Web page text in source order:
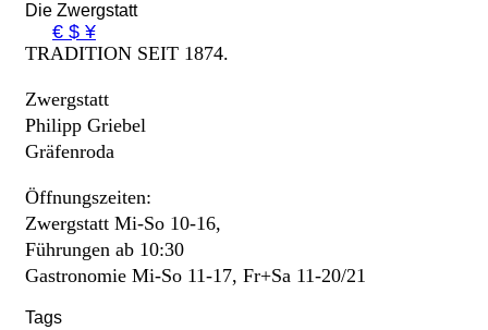
€ $ ¥
Die Zwergstatt
TRADITION SEIT 1874.
Zwergstatt
Philipp Griebel
Gräfenroda
Öffnungszeiten:
Zwergstatt Mi-So 10-16,
Führungen ab 10:30
Gastronomie Mi-So 11-17, Fr+Sa 11-20/21
Tags